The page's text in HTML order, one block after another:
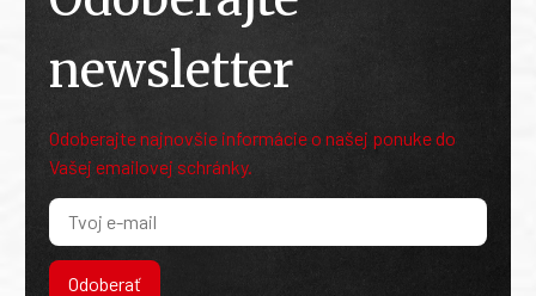
newsletter
Odoberajte najnovšie informácie o našej ponuke do
Vašej emailovej schránky.
Odoberať